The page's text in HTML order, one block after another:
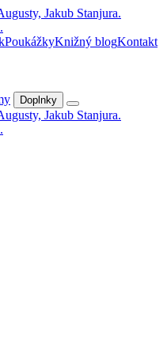
PoukážkyKnižný blogKontakt
Doplnky